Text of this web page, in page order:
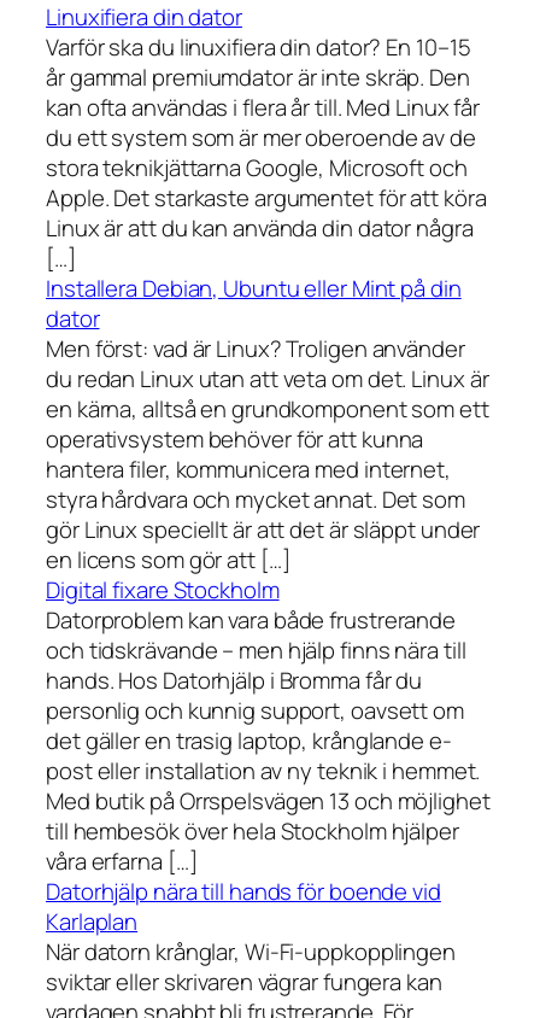
Linuxifiera din dator
Varför ska du linuxifiera din dator? En 10–15
år gammal premiumdator är inte skräp. Den
kan ofta användas i flera år till. Med Linux får
du ett system som är mer oberoende av de
stora teknikjättarna Google, Microsoft och
Apple. Det starkaste argumentet för att köra
Linux är att du kan använda din dator några
[…]
Installera Debian, Ubuntu eller Mint på din
dator
Men först: vad är Linux? Troligen använder
du redan Linux utan att veta om det. Linux är
en kärna, alltså en grundkomponent som ett
operativsystem behöver för att kunna
hantera filer, kommunicera med internet,
styra hårdvara och mycket annat. Det som
gör Linux speciellt är att det är släppt under
en licens som gör att […]
Digital fixare Stockholm
Datorproblem kan vara både frustrerande
och tidskrävande – men hjälp finns nära till
hands. Hos Datorhjälp i Bromma får du
personlig och kunnig support, oavsett om
det gäller en trasig laptop, krånglande e-
post eller installation av ny teknik i hemmet.
Med butik på Orrspelsvägen 13 och möjlighet
till hembesök över hela Stockholm hjälper
våra erfarna […]
Datorhjälp nära till hands för boende vid
Karlaplan
När datorn krånglar, Wi-Fi-uppkopplingen
sviktar eller skrivaren vägrar fungera kan